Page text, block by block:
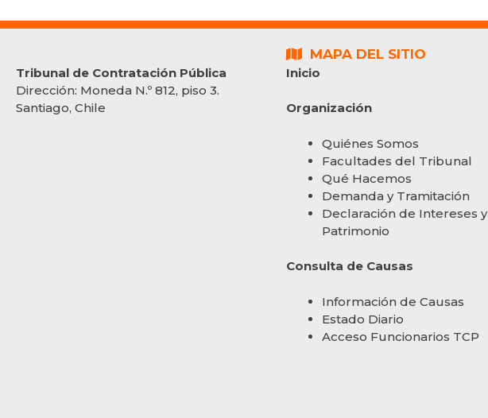
Tribunal de Contratación Pública
Dirección: Moneda N.º 812, piso 3.
Santiago, Chile
MAPA DEL SITIO
Inicio
Organización
Quiénes Somos
Facultades del Tribunal
Qué Hacemos
Demanda y Tramitación
Declaración de Intereses y
Patrimonio
Consulta de Causas
Información de Causas
Estado Diario
Acceso Funcionarios TCP